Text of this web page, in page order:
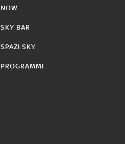
NOW
SKY BAR
SPAZI SKY
PROGRAMMI